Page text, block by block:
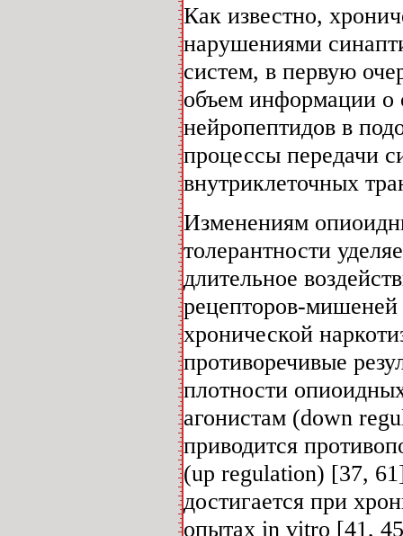
Как известно,
нарушениями
систем, в первую
объем информации о
нейропептидов в
процессы передачи
внутриклеточных
Изменениям
толерантности
длительное
рецепторов-
хронической
противоречивые
плотности
агонистам (down
приводится
(up regulation) [37,
достигается при
опытах in vitro [41,